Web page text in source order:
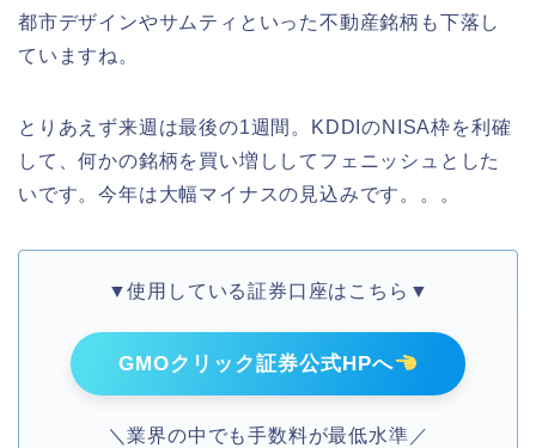
都市デザインやサムティといった不動産銘柄も下落し
ていますね。
とりあえず来週は最後の1週間。KDDIのNISA枠を利確
して、何かの銘柄を買い増ししてフェニッシュとした
いです。今年は大幅マイナスの見込みです。。。
▼使用している証券口座はこちら▼
GMOクリック証券公式HPへ
＼業界の中でも手数料が最低水準／